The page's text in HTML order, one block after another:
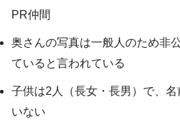
PR仲間
奥さんの写真は一般人のため非
ていると言われている
子供は2人（長女・長男）で、
いない